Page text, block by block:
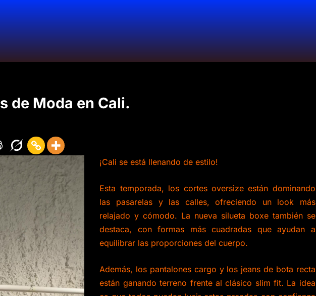
de Moda en Cali.
¡Cali se está llenando de estilo!
Esta temporada, los cortes oversize están dominando
las pasarelas y las calles, ofreciendo un look más
relajado y cómodo. La nueva silueta boxe también se
destaca, con formas más cuadradas que ayudan a
equilibrar las proporciones del cuerpo.
Además, los pantalones cargo y los jeans de bota recta
están ganando terreno frente al clásico slim fit. La idea